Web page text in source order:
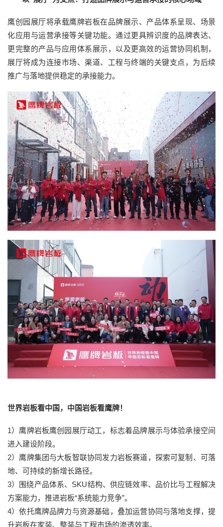
鹰创园展厅将承载鹰牌岩板在品牌展示、产品体系呈现、场景
化应用与运营承接等关键功能。通过更具辨识度的品牌表达、
更完整的产品与应用体系展示，以及更高效的运营协同机制，
展厅将成为连接市场、渠道、工程与终端的关键支点，为后续
推广与落地提供稳定的承接能力。
世界岩板看中国，中国岩板看鹰牌！
1）鹰牌岩板鹰创园展厅动工，标志着品牌展示与体验承接空间
进入建设阶段。
2）鹰牌集团与大板智联协同发力岩板赛道，探索可复制、可落
地、可持续的新增长路径。
3）围绕产品体系、SKU结构、供应链效率、品价比与工程解决
方案能力，推进岩板“系统能力竞争”。
4）依托鹰牌品牌力与资源基础，叠加运营协同与落地支撑，提
升岩板在家装、整装与工程市场的渗透效率。